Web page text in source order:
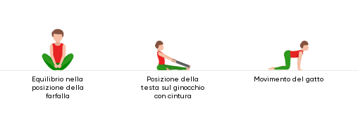
Equilibrio nella
posizione della
farfalla
Posizione della
testa sul ginocchio
con cintura
Movimento del gatto